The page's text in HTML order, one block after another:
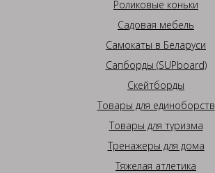
Роликовые коньки
Садовая мебель
Самокаты в Беларуси
Сапборды (SUPboard)
Скейтборды
Товары для единоборств
Товары для туризма
Тренажеры для дома
Тяжелая атлетика